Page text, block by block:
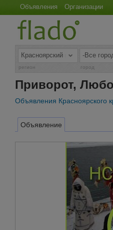
Объявления Организации
регион город
Приворот,
Объявления Красноярского
Объявление